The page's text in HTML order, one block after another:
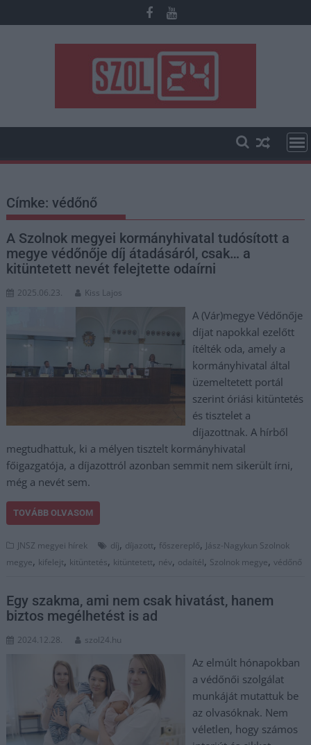
to
Címke:védőnő
A Szolnok megyei kormányhivatal tudósított a
megye védőnője díj átadásáról, csak… a
kitüntetett nevét felejtette odaírni
2025.06.23. Kiss Lajos
A (Vár)megye Védőnője
díjat napokkal ezelőtt
ítélték oda, amely a
kormányhivatal által
üzemeltetett portál
szerint óriási kitüntetés
és tisztelet a
díjazottnak. A hírből
megtudhattuk, ki a mélyen tisztelt kormányhivatal
főigazgatója, a díjazottról azonban semmit nem sikerült írni,
még a nevét sem.
TOVÁBB OLVASOM
JNSZ megyei hírek díj, díjazott, főszereplő, Jász-Nagykun Szolnok
megye, kifelejt, kitüntetés, kitüntetett, név, odaítél, Szolnok megye,védőnő
Egy szakma, ami nem csak hivatást, hanem
biztos megélhetést is ad
2024.12.28. szol24.hu
Az elmúlt hónapokban
a védőnői szolgálat
munkáját mutattuk be
az olvasóknak. Nem
véletlen, hogy számos